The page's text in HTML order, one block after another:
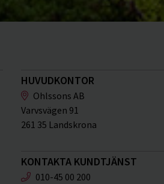
HUVUDKONTOR
Ohlssons AB
Varvsvägen 91
261 35 Landskrona
KONTAKTA KUNDTJÄNST
010-45 00 200